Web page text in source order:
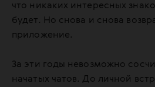
что никаких интересных
будет. Но снова и снова
приложение.
За эти годы невозможно
начатых чатов. До личной